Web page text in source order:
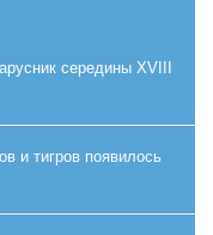
середины XVIII
и тигров появилось